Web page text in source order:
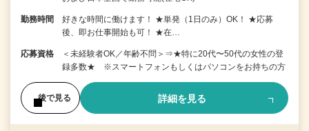
勤務時間
好きな時間に働けます！ ★単発（1日のみ）OK！ ★応募
後、即お仕事開始も可！ ★在…
応募資格
＜未経験者OK／年齢不問＞⇒★特に20代〜50代の女性の登
録多数★ ※スマートフォンもしくはパソコンをお持ちの方
後で見る 詳細を見る